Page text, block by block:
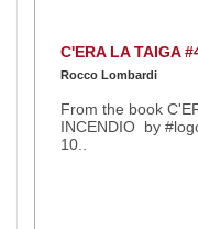
C'ERA LA TAIGA
Rocco Lombardi
From the book
INCENDIO by
10..